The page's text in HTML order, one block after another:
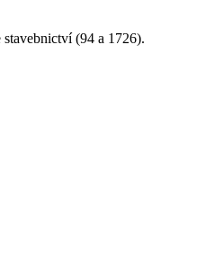
(94 a 1726).